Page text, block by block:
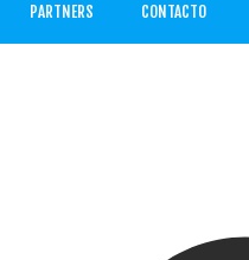
PARTNERS CONTACTO